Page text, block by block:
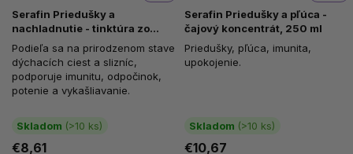
Serafin Priedušky a
nachladnutie - tinktúra zo
zmesi púčikov, 50 ml
Skladom (>10 ks)
€8,61
Podieľa sa na prirodzenom stave
dýchacích ciest a slizníc,
podporuje imunitu, odpočinok,
potenie a vykašliavanie.
Serafin Priedušky a pľúca -
čajový koncentrát, 250 ml
Skladom (>10 ks)
€10,67
Priedušky, pľúca, imunita,
upokojenie.